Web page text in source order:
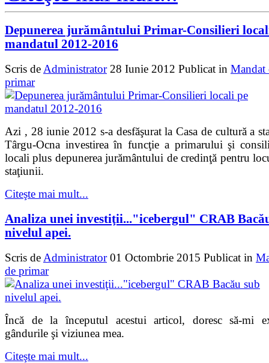
Depunerea jurământului Primar-Consilieri
mandatul 2012-2016
Scris de Administrator 28 Iunie 2012 Publicat in Mandat
primar
Azi , 28 iunie 2012 s-a desfăşurat la Casa de cultură a
Târgu-Ocna investirea în funcţie a primarului şi
locali plus depunerea jurământului de credinţă pentru
staţiunii.
Citeşte mai mult...
Analiza unei investiţii..."icebergul" CRAB
nivelul apei.
Scris de Administrator 01 Octombrie 2015 Publicat in
de primar
Încă de la începutul acestui articol, doresc să-mi
gândurile şi viziunea mea.
Citeşte mai mult...